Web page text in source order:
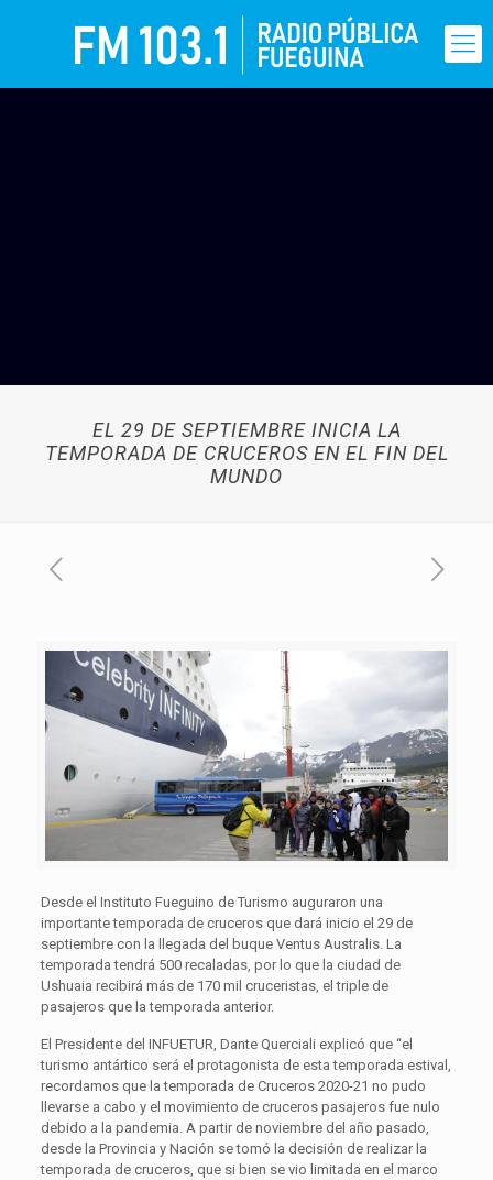
EL 29 DE SEPTIEMBRE INICIA LA
TEMPORADA DE CRUCEROS EN EL FIN DEL
MUNDO
Desde el Instituto Fueguino de Turismo auguraron una
importante temporada de cruceros que dará inicio el 29 de
septiembre con la llegada del buque Ventus Australis. La
temporada tendrá 500 recaladas, por lo que la ciudad de
Ushuaia recibirá más de 170 mil cruceristas, el triple de
pasajeros que la temporada anterior.
El Presidente del INFUETUR, Dante Querciali explicó que “el
turismo antártico será el protagonista de esta temporada estival,
recordamos que la temporada de Cruceros 2020-21 no pudo
llevarse a cabo y el movimiento de cruceros pasajeros fue nulo
debido a la pandemia. A partir de noviembre del año pasado,
desde la Provincia y Nación se tomó la decisión de realizar la
temporada de cruceros, que si bien se vio limitada en el marco